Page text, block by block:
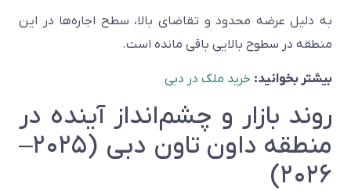
به دلیل عرضه محدود و تقاضای بالا، سطح اجاره‌ها در این
منطقه در سطوح بالایی باقی مانده است.
بیشتر بخوانید: خرید ملک در دبی
روند بازار و چشم‌انداز آینده در
منطقه داون تاون دبی (۲۰۲۵–
۲۰۲۶)